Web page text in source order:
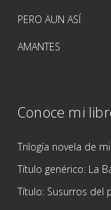
PERO AUN ASÍ
AMANTES
Conoce mi
Trilogía novela de
Título genérico: La
Título: Susurros del